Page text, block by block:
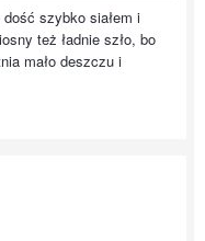
szybko siałem i
też ładnie szło, bo
mało deszczu i